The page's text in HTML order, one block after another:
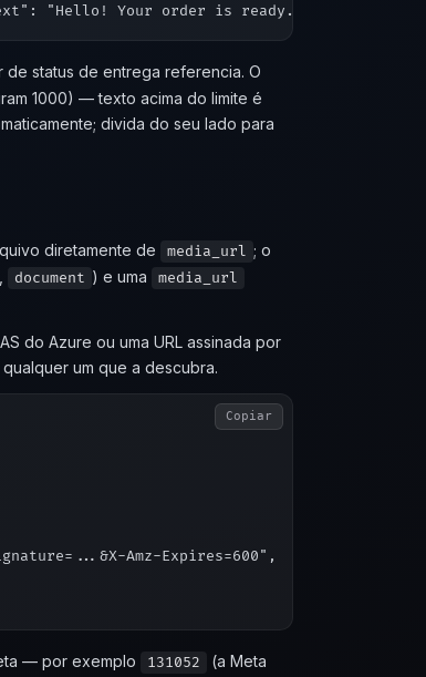
status de entrega referencia. O
1000) — texto acima do limite é
divida do seu lado para
diretamente de media_url ; o
document ) e uma media_url
do Azure ou uma URL assinada por
um que a descubra.
Amz-Expires=600",
Copiar
— por exemplo 131052
(a Meta